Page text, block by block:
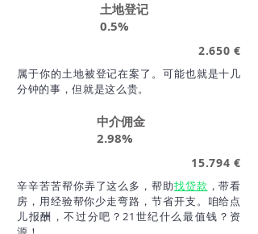
土地登记
0.5%
2.650 €
​属于你的土地被登记在案了。可能也就是十几
分钟的事，但就是这么贵。
中介佣金
2.98%
15.794 €
​辛辛苦苦帮你弄了这么多，帮助找贷款 ，带看
房，用经验帮你少走弯路，节省开支。咱给点
儿报酬，不过分吧？21世纪什么最值钱？资